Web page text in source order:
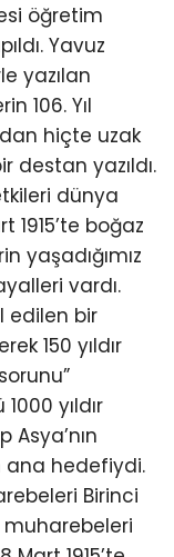
öğretim
Yavuz
yazılan
106. Yıl
hiçte uzak
yazıldı.
dünya
1915’te boğaz
yaşadığımız
vardı.
edilen bir
150 yıldır
yıldır
Asya’nın
ana hedefiydi.
Birinci
muharebeleri